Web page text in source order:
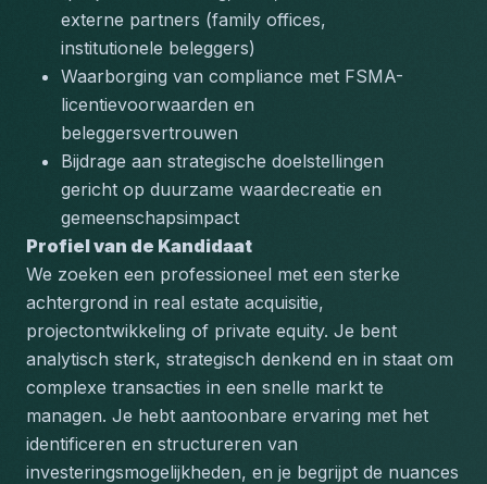
externe partners (family offices,
institutionele beleggers)
Waarborging van compliance met FSMA-
licentievoorwaarden en
beleggersvertrouwen
Bijdrage aan strategische doelstellingen
gericht op duurzame waardecreatie en
gemeenschapsimpact
Profiel van de Kandidaat
We zoeken een professioneel met een sterke
achtergrond in real estate acquisitie,
projectontwikkeling of private equity. Je bent
analytisch sterk, strategisch denkend en in staat om
complexe transacties in een snelle markt te
managen. Je hebt aantoonbare ervaring met het
identificeren en structureren van
investeringsmogelijkheden, en je begrijpt de nuances